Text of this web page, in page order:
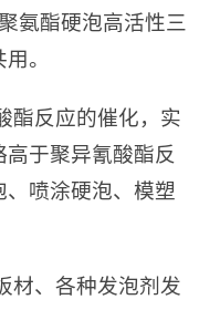
氨酯硬泡高活性三
。
酯反应的催化，实
于聚异氰酸酯反
喷涂硬泡、模塑
材、各种发泡剂发